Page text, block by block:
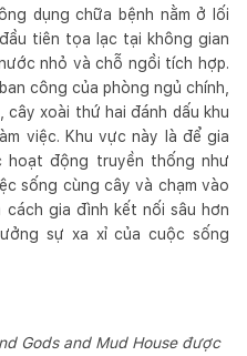
dụng chữa bệnh nằm ở lối
tiên tọa lạc tại không gian
nhỏ và chỗ ngồi tích hợp.
công của phòng ngủ chính,
cây xoài thứ hai đánh dấu khu
việc. Khu vực này là để gia
động truyền thống như
sống cùng cây và chạm vào
gia đình kết nối sâu hơn
sự xa xỉ của cuộc sống
Gods and Mud House được